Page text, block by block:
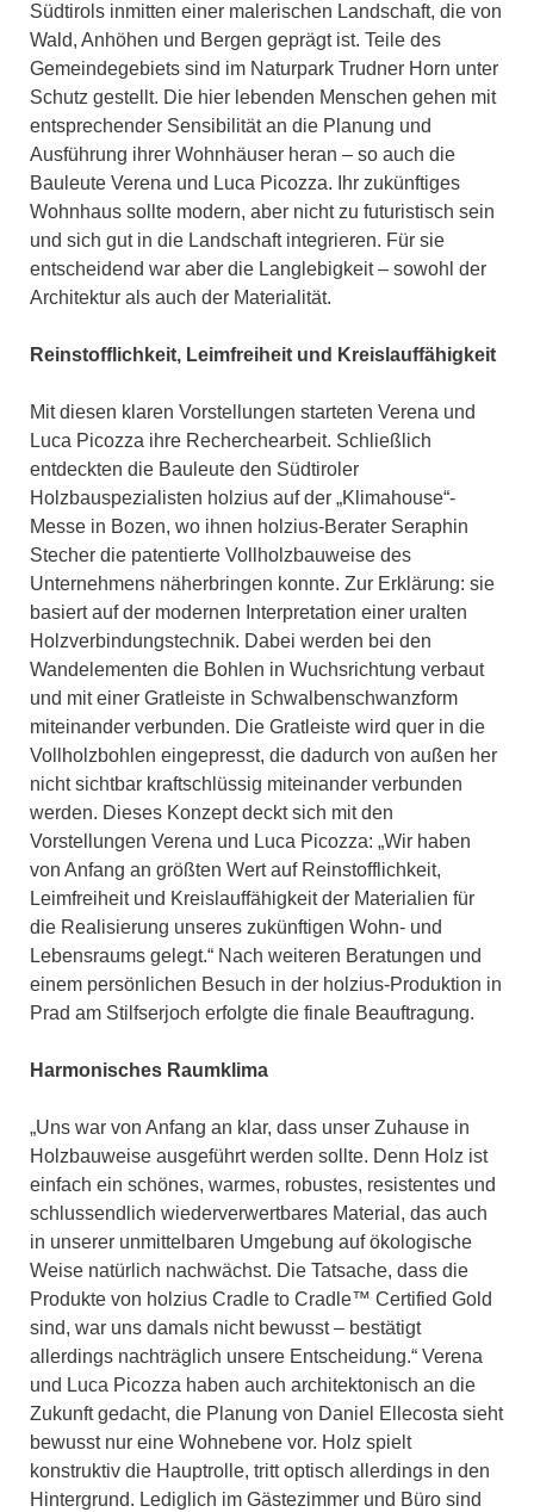
Südtirols inmitten einer malerischen Landschaft, die von
Wald, Anhöhen und Bergen geprägt ist. Teile des
Gemeindegebiets sind im Naturpark Trudner Horn unter
Schutz gestellt. Die hier lebenden Menschen gehen mit
entsprechender Sensibilität an die Planung und
Ausführung ihrer Wohnhäuser heran – so auch die
Bauleute Verena und Luca Picozza. Ihr zukünftiges
Wohnhaus sollte modern, aber nicht zu futuristisch sein
und sich gut in die Landschaft integrieren. Für sie
entscheidend war aber die Langlebigkeit – sowohl der
Architektur als auch der Materialität.
Reinstofflichkeit, Leimfreiheit und Kreislauffähigkeit
Mit diesen klaren Vorstellungen starteten Verena und
Luca Picozza ihre Recherchearbeit. Schließlich
entdeckten die Bauleute den Südtiroler
Holzbauspezialisten holzius auf der „Klimahouse“-
Messe in Bozen, wo ihnen holzius-Berater Seraphin
Stecher die patentierte Vollholzbauweise des
Unternehmens näherbringen konnte. Zur Erklärung: sie
basiert auf der modernen Interpretation einer uralten
Holzverbindungstechnik. Dabei werden bei den
Wandelementen die Bohlen in Wuchsrichtung verbaut
und mit einer Gratleiste in Schwalbenschwanzform
miteinander verbunden. Die Gratleiste wird quer in die
Vollholzbohlen eingepresst, die dadurch von außen her
nicht sichtbar kraftschlüssig miteinander verbunden
werden. Dieses Konzept deckt sich mit den
Vorstellungen Verena und Luca Picozza: „Wir haben
von Anfang an größten Wert auf Reinstofflichkeit,
Leimfreiheit und Kreislauffähigkeit der Materialien für
die Realisierung unseres zukünftigen Wohn- und
Lebensraums gelegt.“ Nach weiteren Beratungen und
einem persönlichen Besuch in der holzius-Produktion in
Prad am Stilfserjoch erfolgte die finale Beauftragung.
Harmonisches Raumklima
„Uns war von Anfang an klar, dass unser Zuhause in
Holzbauweise ausgeführt werden sollte. Denn Holz ist
einfach ein schönes, warmes, robustes, resistentes und
schlussendlich wiederverwertbares Material, das auch
in unserer unmittelbaren Umgebung auf ökologische
Weise natürlich nachwächst. Die Tatsache, dass die
Produkte von holzius Cradle to Cradle™ Certified Gold
sind, war uns damals nicht bewusst – bestätigt
allerdings nachträglich unsere Entscheidung.“ Verena
und Luca Picozza haben auch architektonisch an die
Zukunft gedacht, die Planung von Daniel Ellecosta sieht
bewusst nur eine Wohnebene vor. Holz spielt
konstruktiv die Hauptrolle, tritt optisch allerdings in den
Hintergrund. Lediglich im Gästezimmer und Büro sind